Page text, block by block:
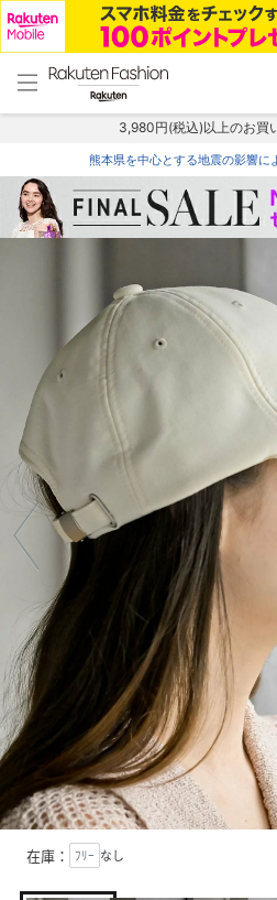
menu home
トップ
3,980円(税込)以上のお買
熊本県を中心とする地震の影響に
在庫： ﾌﾘｰ なし